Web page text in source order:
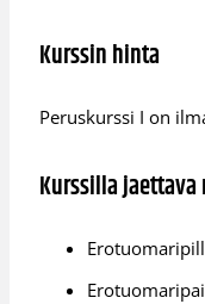
Kurssin hinta
Peruskurssi I on
Kurssilla